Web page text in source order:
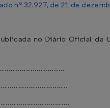
nº 32.927, de 21 de
no Diário Oficial